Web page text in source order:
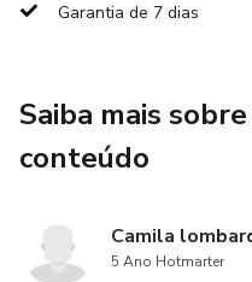
com a mente vazia.. isso
diminuir o fluxo de
identificar os pensamentos
positivo pensamos, mais
vibram positivo, trazendo
Garantia de 7 dias
Saiba mais
conteúdo
Camila
5 Ano Hotmarter